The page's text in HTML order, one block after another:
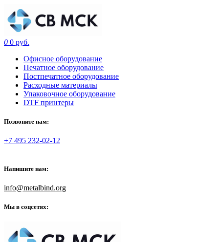
0 0 руб.
Офисное оборудование
Печатное оборудование
Постпечатное оборудование
Расходные материалы
Упаковочное оборудование
DTF принтеры
Позвоните нам:
+7 495 232-02-12
Напишите нам:
info@metalbind.org
Мы в соцсетях: